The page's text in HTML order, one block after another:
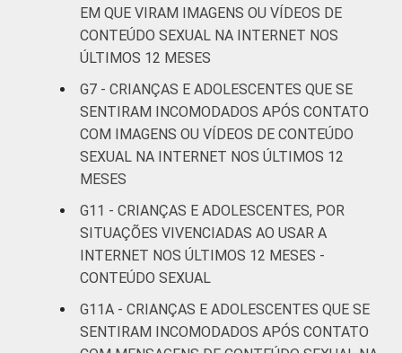
Fundamental
II
24
mais
19
FAIXA ETÁRIA
DA CRIANÇA
OU DO
ADOLESCENTE
De 9 a 10
anos
-
De 11 a 12
anos
13
De 13 a 14
De 15 a 17
EM QUE VIRAM IMAGENS OU VÍDEOS DE
CONTEÚDO SEXUAL NA INTERNET NOS
ÚLTIMOS 12 MESES
G7 - CRIANÇAS E ADOLESCENTES QUE SE
SENTIRAM INCOMODADOS APÓS CONTATO
COM IMAGENS OU VÍDEOS DE CONTEÚDO
SEXUAL NA INTERNET NOS ÚLTIMOS 12
MESES
G11 - CRIANÇAS E ADOLESCENTES, POR
SITUAÇÕES VIVENCIADAS AO USAR A
INTERNET NOS ÚLTIMOS 12 MESES -
CONTEÚDO SEXUAL
G11A - CRIANÇAS E ADOLESCENTES QUE SE
SENTIRAM INCOMODADOS APÓS CONTATO